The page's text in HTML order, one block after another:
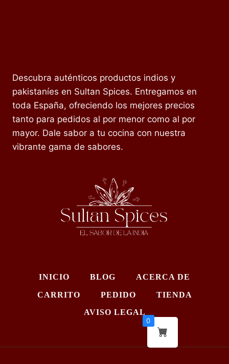
Descubra auténticos productos indios y
pakistaníes en Sultan Spices. Entregamos en
toda España, ofreciendo los mejores precios
tanto para pedidos al por menor como al por
mayor. Dale sabor a tu cocina con nuestra
vibrante gama de sabores.
INICIO BLOG ACERCA DE
CARRITO PEDIDO TIENDA
AVISO LEGAL
0